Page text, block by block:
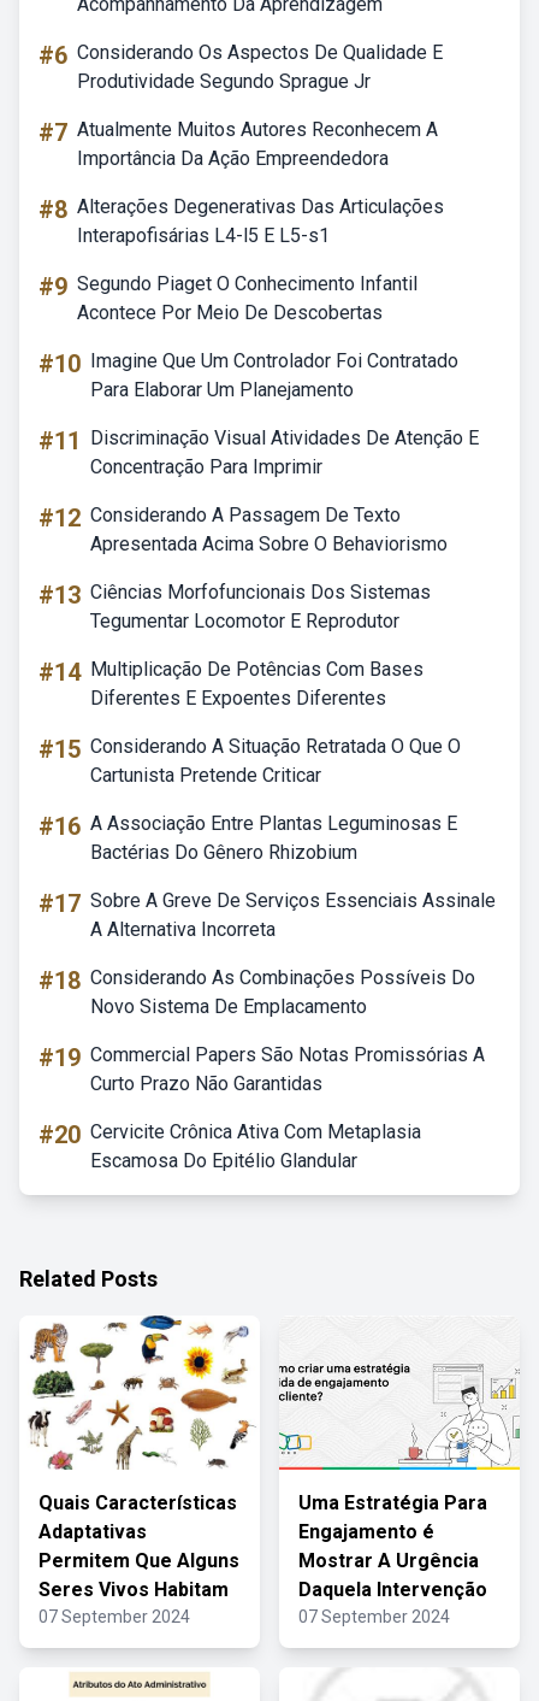
#6 Considerando Os Aspectos De Qualidade E
Produtividade Segundo Sprague Jr
#7 Atualmente Muitos Autores Reconhecem A
Importância Da Ação Empreendedora
#8 Alterações Degenerativas Das Articulações
Interapofisárias L4-l5 E L5-s1
#9 Segundo Piaget O Conhecimento Infantil
Acontece Por Meio De Descobertas
#10 Imagine Que Um Controlador Foi Contratado
Para Elaborar Um Planejamento
#11
Discriminação Visual Atividades De Atenção E
Concentração Para Imprimir
#12 Considerando A Passagem De Texto
Apresentada Acima Sobre O Behaviorismo
#13 Ciências Morfofuncionais Dos Sistemas
Tegumentar Locomotor E Reprodutor
#14 Multiplicação De Potências Com Bases
Diferentes E Expoentes Diferentes
#15 Considerando A Situação Retratada O Que O
Cartunista Pretende Criticar
#16 A Associação Entre Plantas Leguminosas E
Bactérias Do Gênero Rhizobium
#17 Sobre A Greve De Serviços Essenciais Assinale
A Alternativa Incorreta
#18 Considerando As Combinações Possíveis Do
Novo Sistema De Emplacamento
#19 Commercial Papers São Notas Promissórias A
Curto Prazo Não Garantidas
#20 Cervicite Crônica Ativa Com Metaplasia
Escamosa Do Epitélio Glandular
Related Posts
Quais Características
Adaptativas
Permitem Que Alguns
Seres Vivos Habitam
07 September 2024
Uma Estratégia Para
Engajamento é
Mostrar A Urgência
Daquela Intervenção
07 September 2024